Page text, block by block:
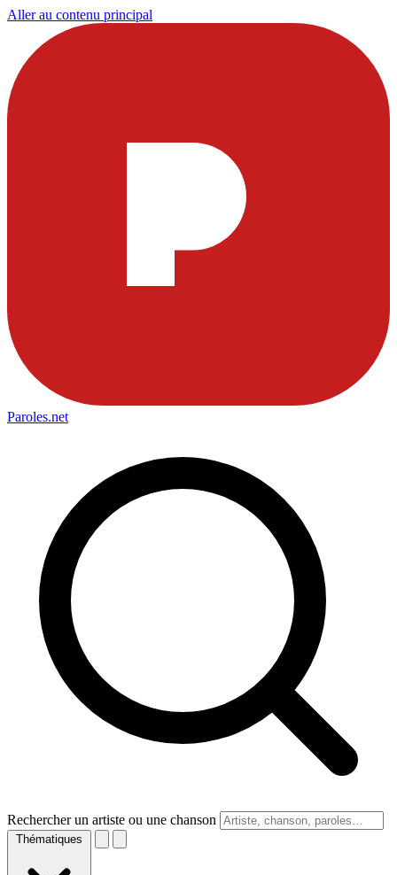
Aller au contenu principal
Paroles.net
Rechercher un artiste ou une chanson
Thématiques